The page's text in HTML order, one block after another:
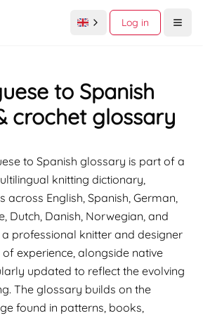
Log in
to Spanish
crochet glossary
to Spanish glossary is part of a
knitting dictionary,
across English, Spanish, German,
Dutch, Danish, Norwegian, and
professional knitter and designer
experience, alongside native
updated to reflect the evolving
The glossary builds on the
found in patterns, books,